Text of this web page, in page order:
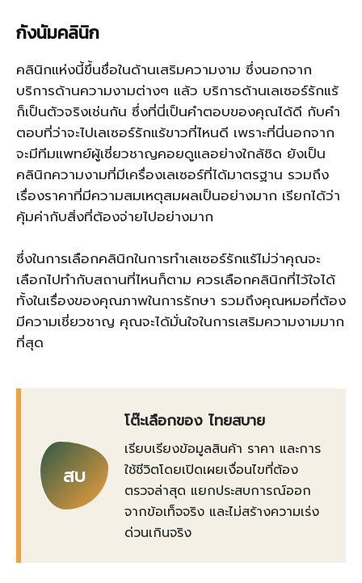
กังนัมคลินิก
คลินิกแห่งนี้ขึ้นชื่อในด้านเสริมความงาม ซึ่งนอกจาก
บริการด้านความงามต่างๆ แล้ว บริการด้านเลเซอร์รักแร้
ก็เป็นตัวจริงเช่นกัน ซึ่งที่นี่เป็นคำตอบของคุณได้ดี กับคำ
ตอบที่ว่าจะไปเลเซอร์รักแร้ขาวที่ไหนดี เพราะที่นี่นอกจาก
จะมีทีมแพทย์ผู้เชี่ยวชาญคอยดูแลอย่างใกล้ชิด ยังเป็น
คลินิกความงามที่มีเครื่องเลเซอร์ที่ได้มาตรฐาน รวมถึง
เรื่องราคาที่มีความสมเหตุสมผลเป็นอย่างมาก เรียกได้ว่า
คุ้มค่ากับสิ่งที่ต้องจ่ายไปอย่างมาก
ซึ่งในการเลือกคลินิกในการทำเลเซอร์รักแร้ไม่ว่าคุณจะ
เลือกไปทำกับสถานที่ไหนก็ตาม ควรเลือกคลินิกที่ไว้ใจได้
ทั้งในเรื่องของคุณภาพในการรักษา รวมถึงคุณหมอที่ต้อง
มีความเชี่ยวชาญ คุณจะได้มั่นใจในการเสริมความงามมาก
ที่สุด
สบ
โต๊ะเลือกของ ไทยสบาย
เรียบเรียงข้อมูลสินค้า ราคา และการ
ใช้ชีวิตโดยเปิดเผยเงื่อนไขที่ต้อง
ตรวจล่าสุด แยกประสบการณ์ออก
จากข้อเท็จจริง และไม่สร้างความเร่ง
ด่วนเกินจริง